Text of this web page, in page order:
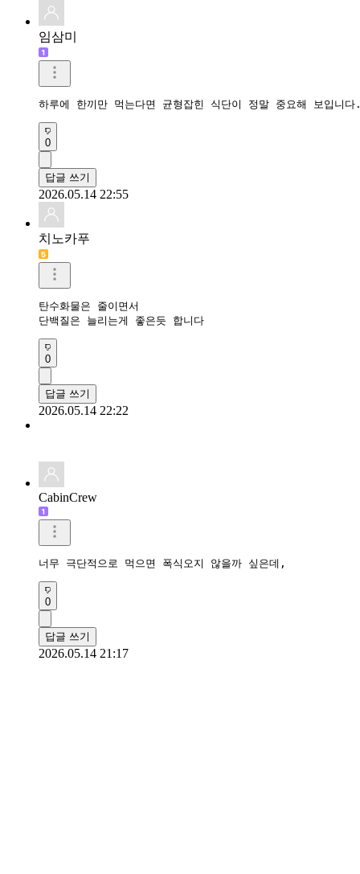
임삼미
하루에 한끼만 먹는다면 균형잡힌 식단이 정말 중요해 보입니
0
답글 쓰기
2026.05.14 22:55
치노카푸
탄수화물은 줄이면서
단백질은 늘리는게 좋은듯 합니다
0
답글 쓰기
2026.05.14 22:22
CabinCrew
너무 극단적으로 먹으면 폭식오지 않을까 싶은데,
0
답글 쓰기
2026.05.14 21:17